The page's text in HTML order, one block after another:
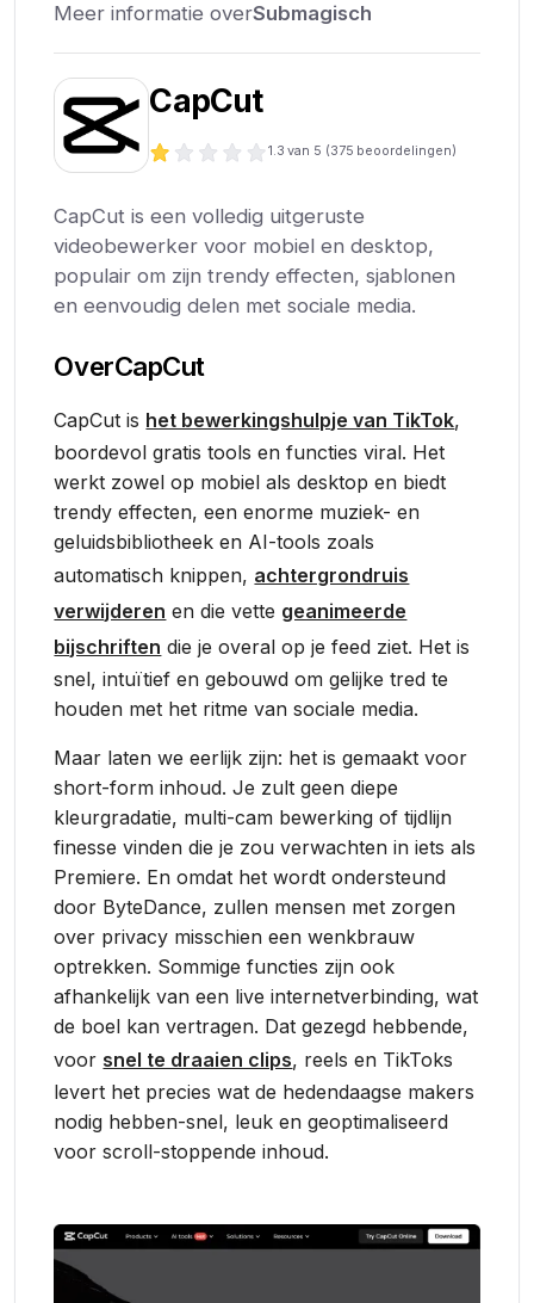
Meer informatie overSubmagisch
CapCut
1.3 van 5 (375 beoordelingen)
CapCut is een volledig uitgeruste
videobewerker voor mobiel en desktop,
populair om zijn trendy effecten, sjablonen
en eenvoudig delen met sociale media.
OverCapCut
CapCut is het bewerkingshulpje van TikTok,
boordevol gratis tools en functies viral. Het
werkt zowel op mobiel als desktop en biedt
trendy effecten, een enorme muziek- en
geluidsbibliotheek en AI-tools zoals
automatisch knippen, achtergrondruis
verwijderen en die vette geanimeerde
bijschriften die je overal op je feed ziet. Het is
snel, intuïtief en gebouwd om gelijke tred te
houden met het ritme van sociale media.
Maar laten we eerlijk zijn: het is gemaakt voor
short-form inhoud. Je zult geen diepe
kleurgradatie, multi-cam bewerking of tijdlijn
finesse vinden die je zou verwachten in iets als
Premiere. En omdat het wordt ondersteund
door ByteDance, zullen mensen met zorgen
over privacy misschien een wenkbrauw
optrekken. Sommige functies zijn ook
afhankelijk van een live internetverbinding, wat
de boel kan vertragen. Dat gezegd hebbende,
voor snel te draaien clips, reels en TikToks
levert het precies wat de hedendaagse makers
nodig hebben-snel, leuk en geoptimaliseerd
voor scroll-stoppende inhoud.